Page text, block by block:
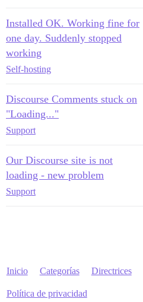
Installed OK. Working fine for
one day. Suddenly stopped
working
Self-hosting
Discourse Comments stuck on
"Loading..."
Support
Our Discourse site is not
loading - new problem
Support
Inicio Categorías Directrices
Política de privacidad